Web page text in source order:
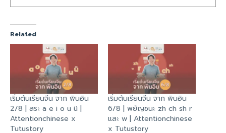
Related
เริ่มต้นเรียนจีน จาก พินอิน
2/8 | สระ a e i o u ü |
Attentionchinese x
Tutustory
เริ่มต้นเรียนจีน จาก พินอิน
6/8 | พยัญชนะ zh ch sh r
และ w | Attentionchinese
x Tutustory